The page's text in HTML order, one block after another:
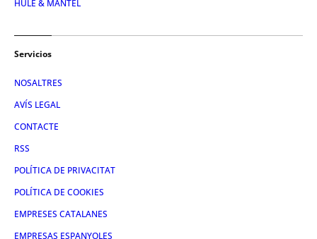
HULE & MANTEL
Servicios
NOSALTRES
AVÍS LEGAL
CONTACTE
RSS
POLÍTICA DE PRIVACITAT
POLÍTICA DE COOKIES
EMPRESES CATALANES
EMPRESAS ESPANYOLES